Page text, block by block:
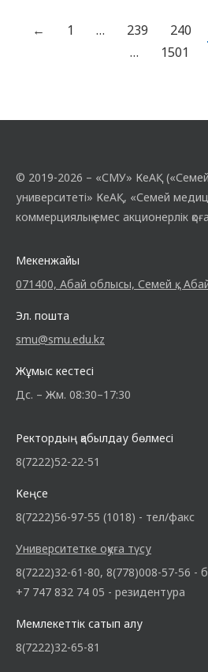
сыни ойлау, зейін
уақыт жағдайында
← 1 … 239 240
…
1501
© 2019-2026 – «СМУ» КеАҚ
университеті» КеАҚ, «Семей
коммерциялық емес акционерлік
Мекенжайы
071400, Абай облысы, Семей қ.,
Эл. пошта
smu@smu.edu.kz
Жұмыс кестесі
Дс. – Жм. 08:30–17:30
Ректордың қабылдау бөлмесі
8(7222)52-22-51
Кеңсе
8(7222)56-97-55 (1018) - тел/факс
Университетке оқуға түсу
8(7222)32-61-80, 8(778)008-57-56 -
+7 747 832 74 05 - резидентура
Мемлекеттік сатып алу
8(7222)32-65-81